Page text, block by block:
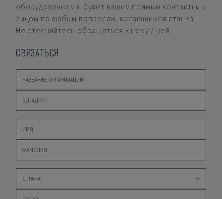
оборудованием и будет вашим прямым контактным
лицом по любым вопросам, касающимся станка.
Не стесняйтесь обращаться к нему / ней.
СВЯЗАТЬСЯ